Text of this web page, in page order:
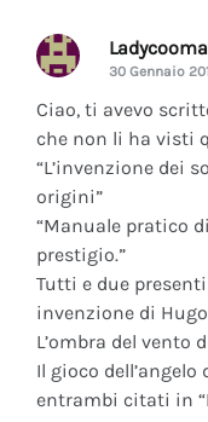
30 Gennaio
Ciao, ti avevo
che non li ha visti
“L’invenzione dei
origini”
“Manuale pratico
prestigio.”
Tutti e due
invenzione di
L’ombra del vento
Il gioco
entrambi citati in